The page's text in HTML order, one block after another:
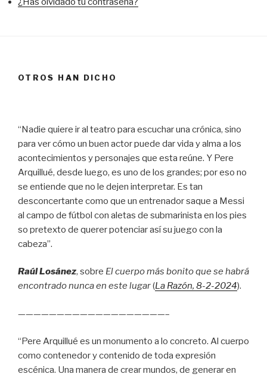
OTROS HAN DICHO
“Nadie quiere ir al teatro para escuchar una crónica, sino
para ver cómo un buen actor puede dar vida y alma a los
acontecimientos y personajes que esta reúne. Y Pere
Arquillué, desde luego, es uno de los grandes; por eso no
se entiende que no le dejen interpretar. Es tan
desconcertante como que un entrenador saque a Messi
al campo de fútbol con aletas de submarinista en los pies
so pretexto de querer potenciar así su juego con la
cabeza”.
Raúl Losánez, sobre El cuerpo más bonito que se habrá
encontrado nunca en este lugar(La Razón, 8-2-2024).
———————————————————–
“Pere Arquillué es un monumento a lo concreto. Al cuerpo
como contenedor y contenido de toda expresión
escénica. Una manera de crear mundos, de generar en